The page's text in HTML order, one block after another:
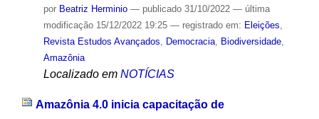
por Beatriz Herminio — publicado31/10/2022 — última
modificação15/12/2022 19:25 — registrado em: Eleições
Revista Estudos Avançados
Democracia, Biodiversidade,
Amazônia
Localizado em NOTÍCIAS
Amazônia 4.0 inicia capacitação de